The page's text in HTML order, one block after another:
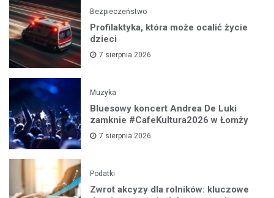
Bezpieczeństwo
Profilaktyka, która może ocalić życie
dzieci
7 sierpnia 2026
Muzyka
Bluesowy koncert Andrea De Luki
zamknie #CafeKultura2026 w Łomży
7 sierpnia 2026
Podatki
Zwrot akcyzy dla rolników: kluczowe